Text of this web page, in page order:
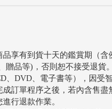
享有到貨十天的鑑賞期（
品等)，否則恕不接受退貨。
、DVD、電子書等），因
訂單程序之後，若內含售
行退款作業。